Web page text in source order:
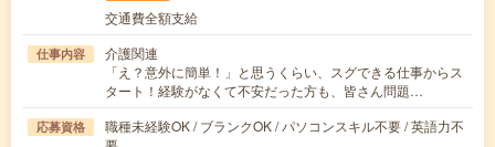
交通費全額支給
仕事内容
介護関連
「え？意外に簡単！」と思うくらい、スグできる仕事からス
タート！経験がなくて不安だった方も、皆さん問題…
応募資格
職種未経験OK / ブランクOK / パソコンスキル不要 / 英語力不